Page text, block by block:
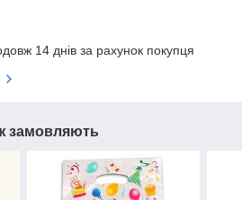
14 днів за рахунок покупця
замовляють